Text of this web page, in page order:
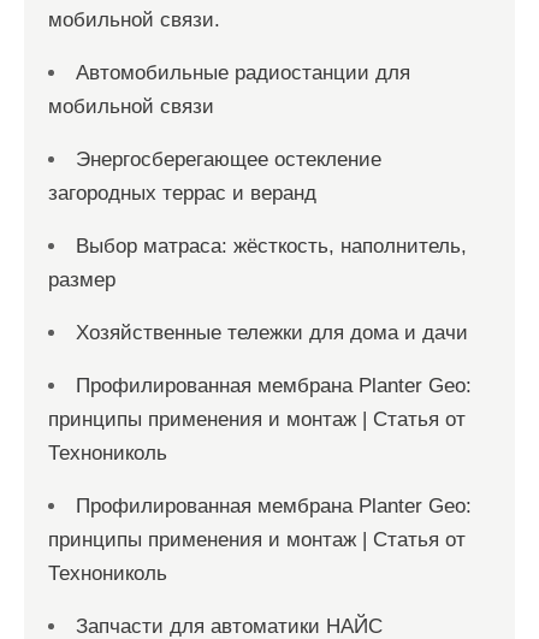
мобильной связи.
Автомобильные радиостанции для
мобильной связи
Энергосберегающее остекление
загородных террас и веранд
Выбор матраса: жёсткость, наполнитель,
размер
Хозяйственные тележки для дома и дачи
Профилированная мембрана Planter Geo:
принципы применения и монтаж | Статья от
Технониколь
Профилированная мембрана Planter Geo:
принципы применения и монтаж | Статья от
Технониколь
Запчасти для автоматики НАЙС